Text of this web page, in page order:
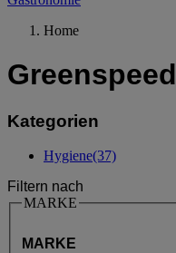
Home
Greenspeed
Kategorien
Hygiene(37)
Filtern nach
MARKE
MARKE